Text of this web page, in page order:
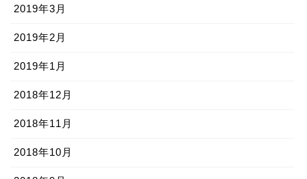
2019年3月
2019年2月
2019年1月
2018年12月
2018年11月
2018年10月